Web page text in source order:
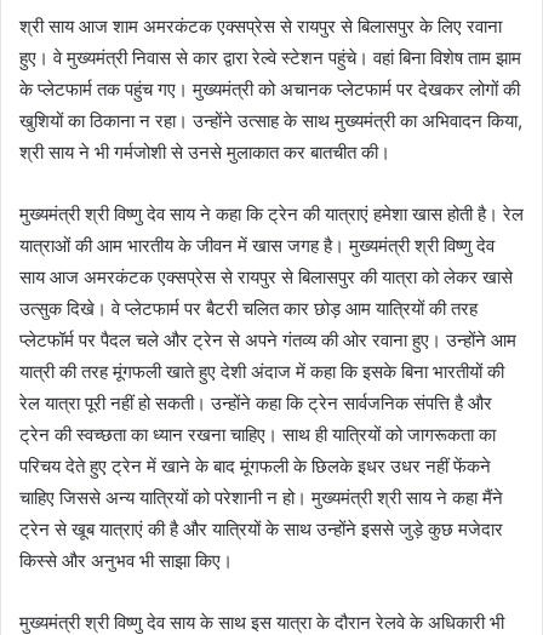
श्री साय आज शाम अमरकंटक एक्सप्रेस से रायपुर से बिलासपुर के लिए रवाना
हुए। वे मुख्यमंत्री निवास से कार द्वारा रेल्वे स्टेशन पहुंचे। वहां बिना विशेष ताम झाम
के प्लेटफार्म तक पहुंच गए। मुख्यमंत्री को अचानक प्लेटफार्म पर देखकर लोगों की
खुशियों का ठिकाना न रहा। उन्होंने उत्साह के साथ मुख्यमंत्री का अभिवादन किया,
श्री साय ने भी गर्मजोशी से उनसे मुलाकात कर बातचीत की।
मुख्यमंत्री श्री विष्णु देव साय ने कहा कि ट्रेन की यात्राएं हमेशा खास होती है। रेल
यात्राओं की आम भारतीय के जीवन में खास जगह है। मुख्यमंत्री श्री विष्णु देव
साय आज अमरकंटक एक्सप्रेस से रायपुर से बिलासपुर की यात्रा को लेकर खासे
उत्सुक दिखे। वे प्लेटफार्म पर बैटरी चलित कार छोड़ आम यात्रियों की तरह
प्लेटफॉर्म पर पैदल चले और ट्रेन से अपने गंतव्य की ओर रवाना हुए। उन्होंने आम
यात्री की तरह मूंगफली खाते हुए देशी अंदाज में कहा कि इसके बिना भारतीयों की
रेल यात्रा पूरी नहीं हो सकती। उन्होंने कहा कि ट्रेन सार्वजनिक संपत्ति है और
ट्रेन की स्वच्छता का ध्यान रखना चाहिए। साथ ही यात्रियों को जागरूकता का
परिचय देते हुए ट्रेन में खाने के बाद मूंगफली के छिलके इधर उधर नहीं फेंकने
चाहिए जिससे अन्य यात्रियों को परेशानी न हो। मुख्यमंत्री श्री साय ने कहा मैंने
ट्रेन से खूब यात्राएं की है और यात्रियों के साथ उन्होंने इससे जुड़े कुछ मजेदार
किस्से और अनुभव भी साझा किए।
मुख्यमंत्री श्री विष्णु देव साय के साथ इस यात्रा के दौरान रेलवे के अधिकारी भी